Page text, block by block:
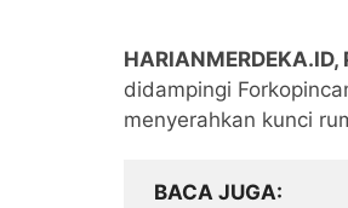
HARIANMERDEKA.ID,
didampingi
menyerahkan kunci
BACA JUGA